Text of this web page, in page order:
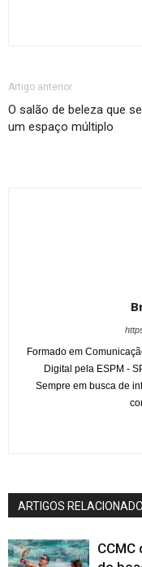
Artigo anterior
O salão de beleza que
um espaço múltiplo
Formado em
Digital pela ESPM -
Sempre em busca de
ARTIGOS